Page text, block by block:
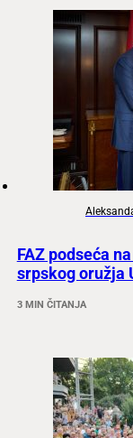
FAZ podseća
srpskog oružja
3 MIN ČITANJA